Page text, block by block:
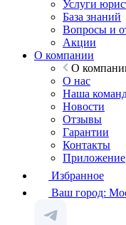
Услуги
База знаний
Вопросы и
Акции
О компании
О
О нас
Наша
Новости
Отзывы
Гарантии
Контакты
Приложение
Избранное
Ваш город: